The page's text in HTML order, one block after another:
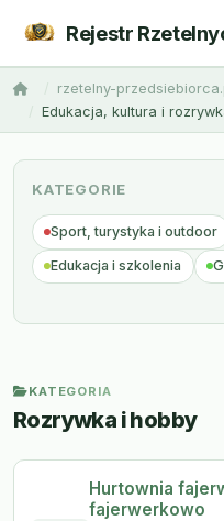
Rejestr
rzetelny-
Edukacja, kultura i
KATEGORIE
Sport, turystyka i outdoor
Edukacja i szkolenia
KATEGORIA
Rozrywka i hobby
Hurtownia
fajerwerkowo